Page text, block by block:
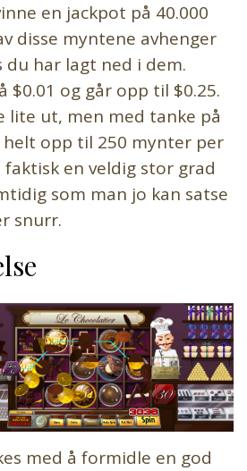
en jackpot på 40.000
disse myntene avhenger
du har lagt ned i dem.
$0.01 og går opp til $0.25.
lite ut, men med tanke på
helt opp til 250 mynter per
en veldig stor grad
som man jo kan satse
snurr.
med å formidle en god